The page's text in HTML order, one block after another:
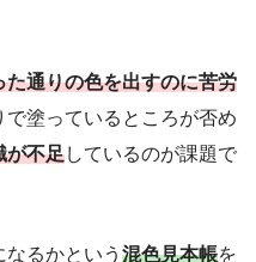
た通りの色を出すのに苦労
塗っているところが否め
が不足しているのが課題で
るかという 混色見本帳を